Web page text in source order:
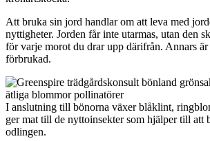
Att bruka sin jord handlar om att leva med
nyttigheter. Jorden får inte utarmas, utan den
för varje morot du drar upp därifrån. Annars
förbrukad.
I anslutning till bönorna växer blåklint,
ger mat till de nyttoinsekter som hjälper till att
odlingen.